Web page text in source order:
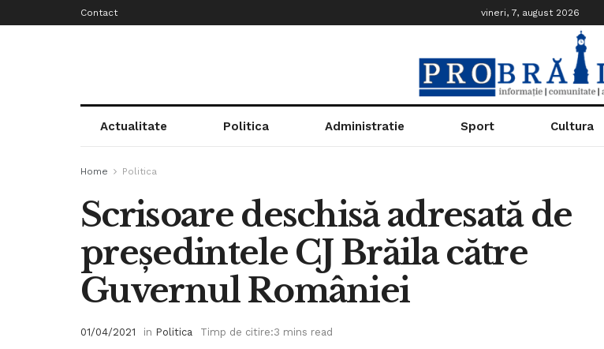
Contact vineri, 7, august 2026
Actualitate Politica Administratie Sport Cultura
Home Politica
Scrisoare deschisă adresată de
președintele CJ Brăila către
Guvernul României
01/04/2021 in Politica Timp de citire:3 mins read